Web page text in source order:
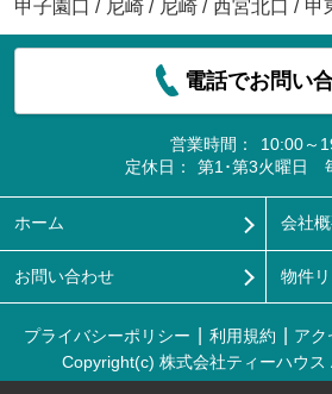
甲子園口 / 尼崎 / 尼崎 / 西宮北口 / 甲
電話でお問い
営業時間：
10:00～
定休日：
第1･第3火曜日
ホーム 会社
お問い合わせ 物件
プライバシーポリシー 利用規約 アク
Copyright(c) 株式会社ティーハウス